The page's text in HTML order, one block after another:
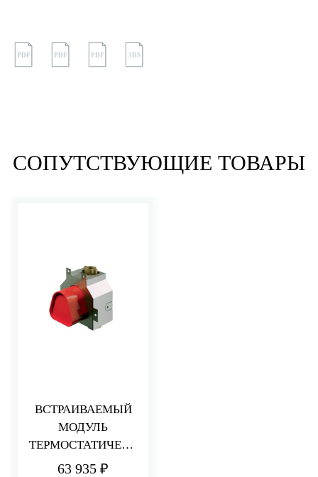
PDF PDF PDF 3DS
СОПУТСТВУЮЩИЕ ТОВАРЫ
ВСТРАИВАЕМЫЙ
МОДУЛЬ
ТЕРМОСТАТИЧЕСК
ОГО СМЕСИТЕЛЯ
63 935 ₽